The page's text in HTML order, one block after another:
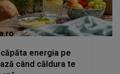
energia pe
când căldura te